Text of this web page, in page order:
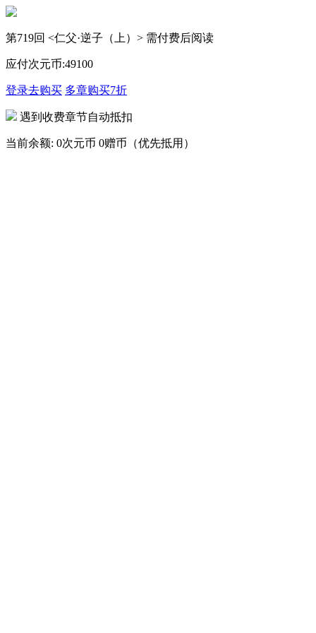
第719回 <仁父·逆子（上）> 需付费后阅读
应付次元币:49100
登录去购买 多章购买7折
遇到收费章节自动抵扣
当前余额: 0次元币 0赠币（优先抵用）